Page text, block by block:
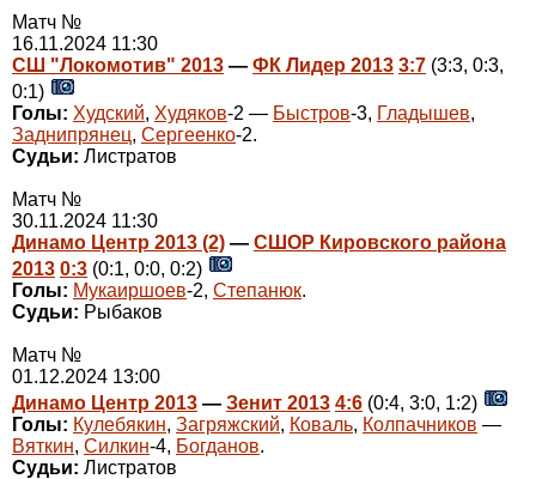
Матч №
16.11.2024 11:30
СШ "Локомотив" 2013 — ФК Лидер 2013 3:7 (3:3, 0:3,
0:1)
Голы: Худский, Худяков-2 — Быстров-3, Гладышев,
Заднипрянец, Сергеенко-2.
Судьи: Листратов
Матч №
30.11.2024 11:30
Динамо Центр 2013 (2) — СШОР Кировского района
2013 0:3 (0:1, 0:0, 0:2)
Голы: Мукаиршоев-2, Степанюк.
Судьи: Рыбаков
Матч №
01.12.2024 13:00
Динамо Центр 2013 — Зенит 2013 4:6 (0:4, 3:0, 1:2)
Голы: Кулебякин, Загряжский, Коваль, Колпачников —
Вяткин, Силкин-4, Богданов.
Судьи: Листратов